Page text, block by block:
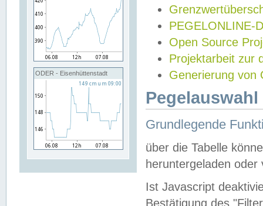
ODER - Eisenhüttenstadt
PEGELONLINE-
Open Source
Projektarbeit zur
Generierung von
Grundlegende
über die Tabelle
heruntergeladen oder
Ist Javascript
Bestätigung des